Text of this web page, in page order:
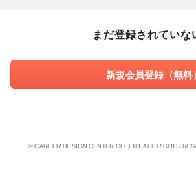
まだ登録されていな
新規会員登録（無料）
© CAREER DESIGN CENTER CO.,LTD. ALL RIGHTS